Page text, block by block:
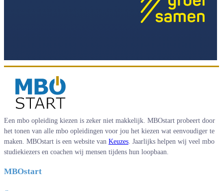
Een mbo opleiding kiezen is zeker niet makkelijk. MBOstart probeert door
het tonen van alle mbo opleidingen voor jou het kiezen wat eenvoudiger te
maken. MBOstart is een website van Keuzes . Jaarlijks helpen wij veel mbo
studiekiezers en coachen wij mensen tijdens hun loopbaan.
MBOstart